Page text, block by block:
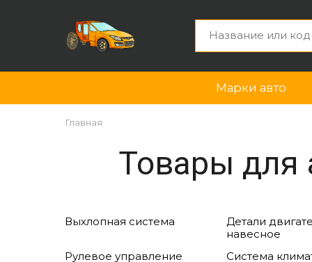
Марки авто
Главная
Товары для
Выхлопная система
Детали
навесное
Рулевое управление
Система